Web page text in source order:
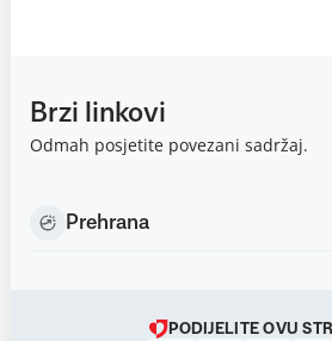
Brzi linkovi
Odmah posjetite povezani sadržaj.
Prehrana
PODIJELITE OVU